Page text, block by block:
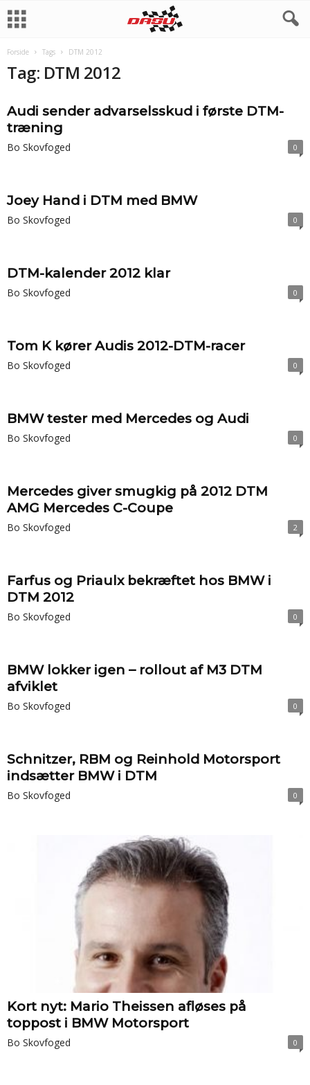
Forside Tags DTM 2012
Tag: DTM 2012
Audi sender advarselsskud i første DTM-
træning
Bo Skovfoged 0
Joey Hand i DTM med BMW
Bo Skovfoged 0
DTM-kalender 2012 klar
Bo Skovfoged 0
Tom K kører Audis 2012-DTM-racer
Bo Skovfoged 0
BMW tester med Mercedes og Audi
Bo Skovfoged 0
Mercedes giver smugkig på 2012 DTM
AMG Mercedes C-Coupe
Bo Skovfoged 2
Farfus og Priaulx bekræftet hos BMW i
DTM 2012
Bo Skovfoged 0
BMW lokker igen – rollout af M3 DTM
afviklet
Bo Skovfoged 0
Schnitzer, RBM og Reinhold Motorsport
indsætter BMW i DTM
Bo Skovfoged 0
Kort nyt: Mario Theissen afløses på
toppost i BMW Motorsport
Bo Skovfoged 0